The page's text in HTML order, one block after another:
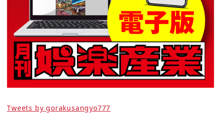
Tweets by gorakusangyo777